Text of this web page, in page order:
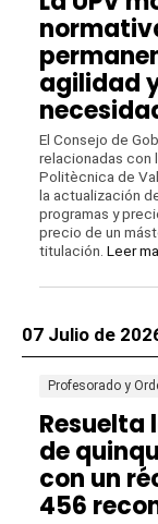
agilidad
El Consejo de
relacionadas con
Politècnica de
la actualización
programas y
precio de un
titulación. Leer
07 Julio de
Profesorado y
de
con un
456